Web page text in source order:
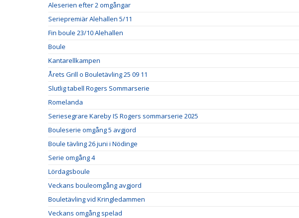
Aleserien efter 2 omgångar
Seriepremiär Alehallen 5/11
Fin boule 23/10 Alehallen
Boule
Kantarellkampen
Årets Grill o Bouletävling 25 09 11
Slutlig tabell Rogers Sommarserie
Romelanda
Seriesegrare Kareby IS Rogers sommarserie 2025
Bouleserie omgång 5 avgjord
Boule tävling 26 juni i Nödinge
Serie omgång 4
Lördagsboule
Veckans bouleomgång avgjord
Bouletävling vid Kringledammen
Veckans omgång spelad